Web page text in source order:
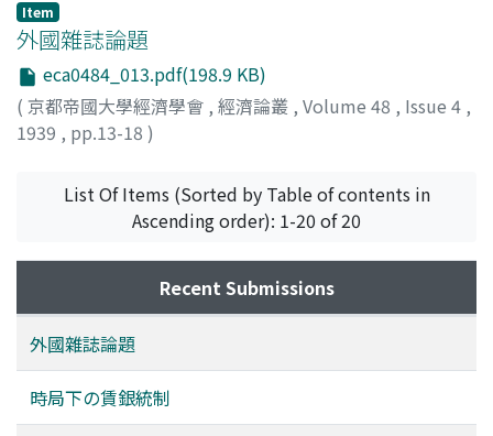
Item
外國雜誌論題
eca0484_013.pdf(198.9 KB)
( 京都帝國大學經濟學會 , 經濟論叢 , Volume 48 , Issue 4 ,
1939 , pp.13-18 )
List Of Items (Sorted by Table of contents in
Ascending order): 1-20 of 20
Recent Submissions
外國雜誌論題
時局下の賃銀統制